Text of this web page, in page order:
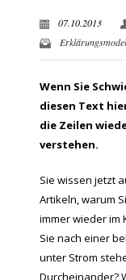
07.10.2013
Wenn Sie
diesen Text
die Zeilen
verstehen.
Sie wissen jetzt
Artikeln, warum
immer wieder im
Sie nach einer
unter Strom
Durcheinander?